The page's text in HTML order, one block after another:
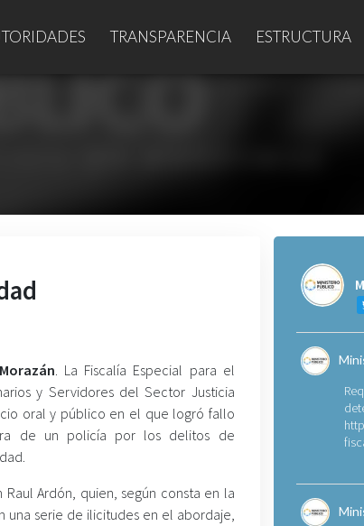
TRANSPARENCIA ESTRUCTURA
. La Fiscalía Especial para el
y Servidores del Sector Justicia
oral y público en el que logró fallo
de un policía por los delitos de
Ardón, quien, según consta en la
una serie de ilicitudes en el abordaje,